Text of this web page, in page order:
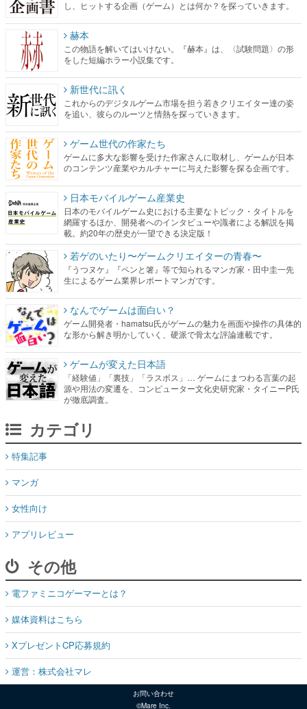
し、ヒットする企画（ゲーム）とは何か？を探っていきます。
赫本
この物語を解いてはいけない。『赫本』は、〈試験問題〉の形
をした短編ホラー小説集です。
新世代に訊く
これからのデジタルゲーム市場を担う若きクリエイター達の姿
を追い、彼らのルーツと情熱を探っていきます。
ゲーム世代の作家たち
ゲームに多大な影響を受けた作家さんに取材し、ゲームが日本
のコンテンツ産業やカルチャーに与えた影響を探る企画です。
日本モバイルゲーム産業史
日本のモバイルゲーム史における主要なトピック・タイトルを
網羅するほか、開発者へのインタビューや識者による解説を掲
載。約20年の歴史が一望できる決定版！
若ゲのいたり〜ゲームクリエイターの青春〜
『うつヌケ』『ペンと箸』等で知られるマンガ家・田中圭一先
生によるゲーム業界レポートマンガです。
なんでゲームは面白い？
ゲーム開発者・hamatsu氏がゲームの魅力を画面や操作の具体的
な形から解き明かしていく、硬派で骨太な評論連載です。
ゲームが変えた日本語
「経験値」「裏技」「ラスボス」… ゲームにまつわる言葉の起
源や用法の変遷を、コンピューター文化史研究家・タイニーP氏
が徹底調査。
カテゴリ
特集記事
マンガ
女性向け
アプリレビュー
その他
電ファミニコゲーマーとは？
媒体資料はこちら
XプレゼントCP応募規約
運営：株式会社マレ
お問い合わせ
©Mare Inc.